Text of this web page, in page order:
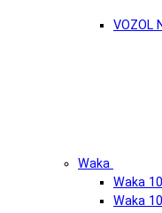
VOZOL
Waka
Waka
Waka